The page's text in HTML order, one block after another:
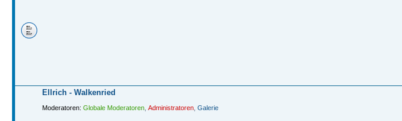
Ellrich - Walkenried
Moderatoren: Globale Moderatoren Administratoren Galerie